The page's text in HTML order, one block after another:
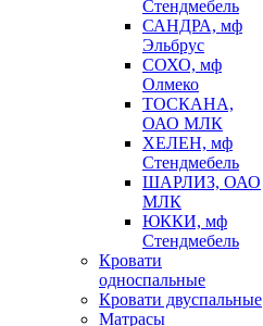
Стендмебель
САНДРА, мф
Эльбрус
СОХО, мф
Олмеко
ТОСКАНА,
ОАО МЛК
ХЕЛЕН, мф
Стендмебель
ШАРЛИЗ, ОАО
МЛК
ЮККИ, мф
Стендмебель
Кровати
односпальные
Кровати двуспальные
Матрасы